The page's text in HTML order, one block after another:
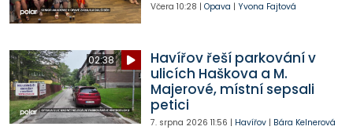
Včera 10:28 | Opava | Yvona Fajtová
02:38
Havířov řeší parkování v
ulicích Haškova a M.
Majerové, místní sepsali
petici
7. srpna 2026 11:56 | Havířov| Bára Kelnerová